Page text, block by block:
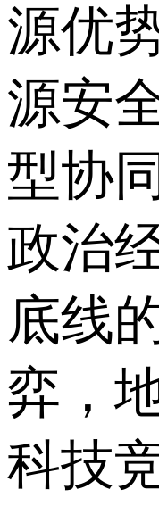
源优
源安
型协
政治
底线
弈，
科技